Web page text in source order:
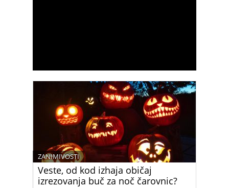
Veste, od kod izhaja običaj
izrezovanja buč za noč čarovnic?
ZANIMIVOSTI